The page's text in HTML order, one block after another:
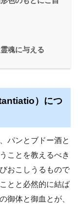
魂に与える
）につ
パンとブドー酒と
ことを教えるべき
おこしうるもので
とと必然的に結ば
御体と御血とが、